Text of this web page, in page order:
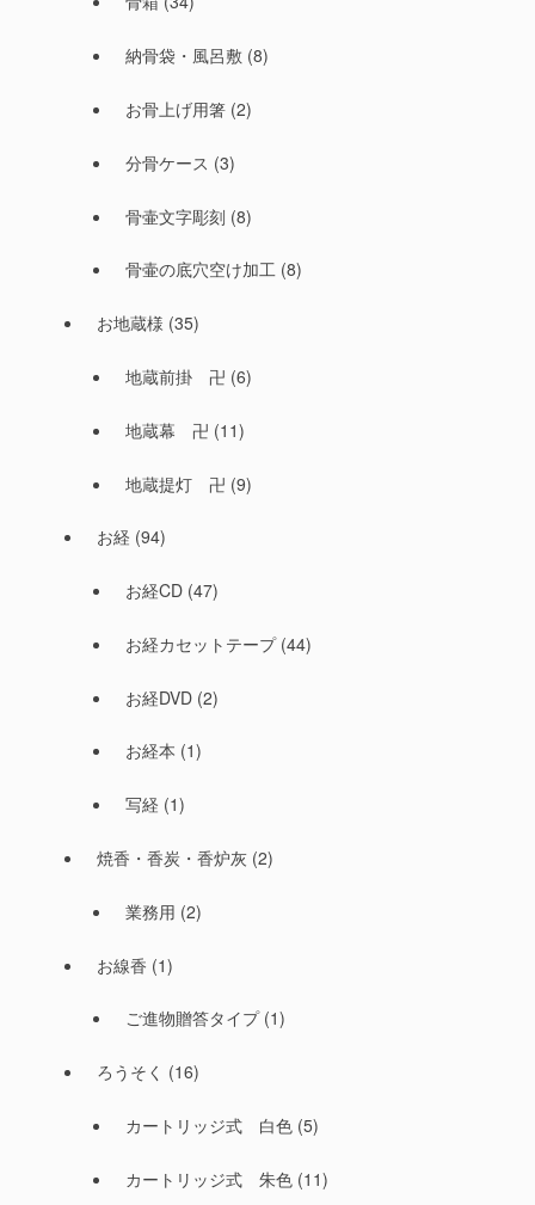
納骨袋・風呂敷(8)
お骨上げ用箸(2)
分骨ケース (3)
骨壷文字彫刻 (8)
骨壷の底穴空け加工(8)
お地蔵様 (35)
地蔵前掛 卍 (6)
地蔵幕 卍 (11)
地蔵提灯 卍 (9)
お経 (94)
お経CD(47)
お経カセットテープ(44)
お経DVD(2)
お経本 (1)
写経 (1)
焼香・香炭・香炉灰 (2)
業務用 (2)
お線香 (1)
ご進物贈答タイプ(1)
ろうそく (16)
カートリッジ式 白色(5)
カートリッジ式 朱色(11)